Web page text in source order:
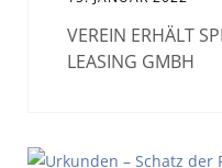
VEREIN ERHÄLT
LEASING GMBH